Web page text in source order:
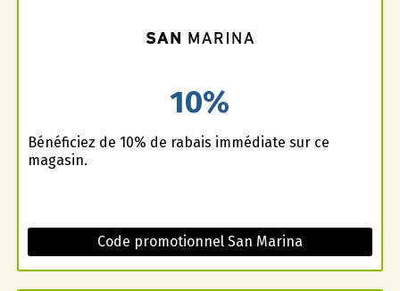
10%
Bénéficiez de 10% de rabais immédiate sur ce
magasin.
Code promotionnel San Marina